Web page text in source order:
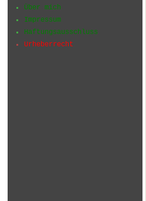
Über mich
Impressum
Haftungsausschluss
Urheberrecht